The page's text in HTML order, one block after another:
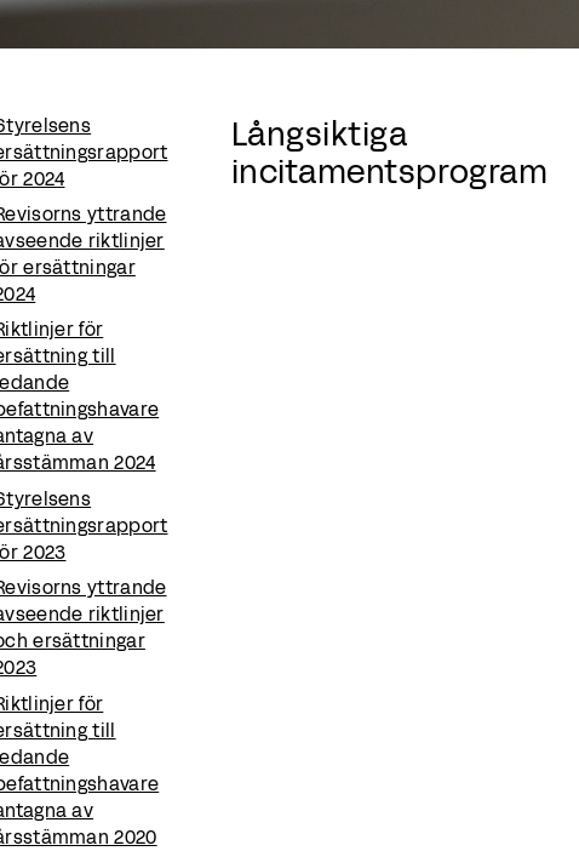
2024
yttrande
riktlinjer
ersättningar
för
till
av
2024
2023
yttrande
riktlinjer
ersättningar
för
till
av
2020
Långsiktiga
incitamentsprogram